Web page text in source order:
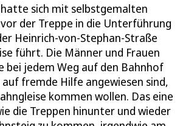
hatte sich mit selbstgemalten
der Treppe in die Unterführung
Heinrich-von-Stephan-Straße
führt. Die Männer und Frauen
bei jedem Weg auf den Bahnhof
fremde Hilfe angewiesen sind,
kommen wollen. Das eine
die Treppen hinunter und wieder